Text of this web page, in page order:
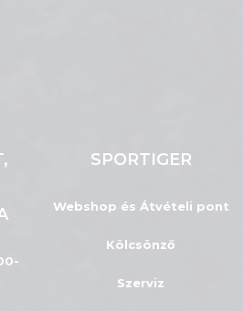
SPORTIGER
Webshop és Átvételi pont
Kölcsönző
Szerviz